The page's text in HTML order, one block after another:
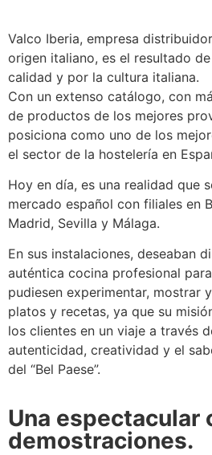
Valco Iberia, empresa
origen italiano, es el resultado
calidad y por la cultura italiana.
Con un extenso catálogo, con
de productos de los mejores
posiciona como uno de los
el sector de la hostelería en
Hoy en día, es una realidad que
mercado español con filiales en
Madrid, Sevilla y Málaga.
En sus instalaciones, deseaban
auténtica cocina profesional
pudiesen experimentar, mostrar
platos y recetas, ya que su
los clientes en un viaje a través
autenticidad, creatividad y el
del “Bel Paese”.
Una espectacular
demostraciones.